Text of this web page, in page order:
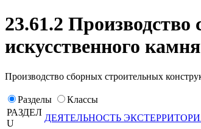
23.61.2
искусственного камня
Производство сборных строительных
Разделы
Классы
РАЗДЕЛ
U
ДЕЯТЕЛЬНОСТЬ